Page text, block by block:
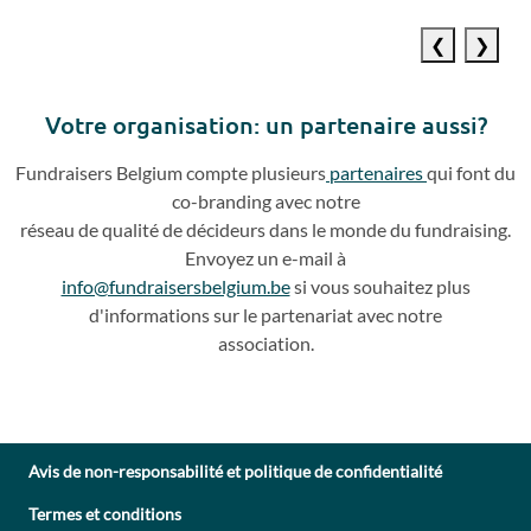
Votre organisation: un partenaire aussi?
Fundraisers Belgium compte plusieurs partenairesqui font du
co-branding avec notre
réseau de qualité de décideurs dans le monde du fundraising.
Envoyez un e-mail à
info@fundraisersbelgium.besi vous souhaitez plus
d'informations sur le partenariat avec notre
association.
Avis de non-responsabilité et politique de confidentialité
Termes et conditions